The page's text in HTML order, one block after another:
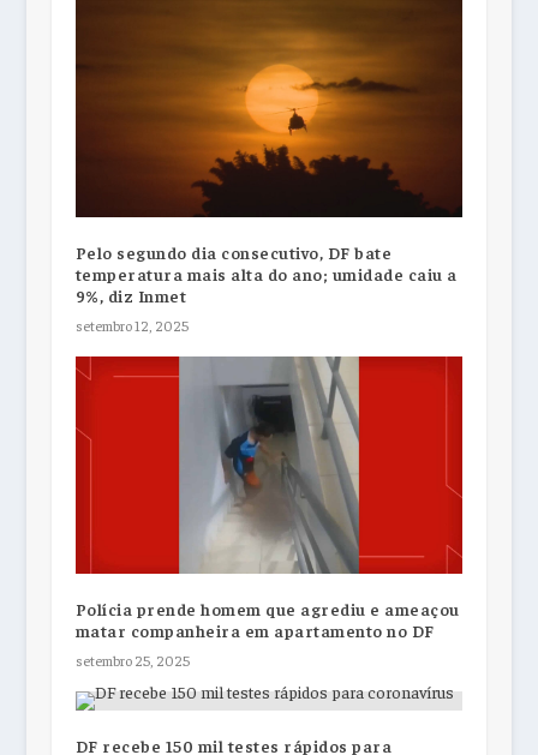
Pelo segundo dia consecutivo, DF bate
temperatura mais alta do ano; umidade caiu a
9%, diz Inmet
setembro 12, 2025
Polícia prende homem que agrediu e ameaçou
matar companheira em apartamento no DF
setembro 25, 2025
DF recebe 150 mil testes rápidos para